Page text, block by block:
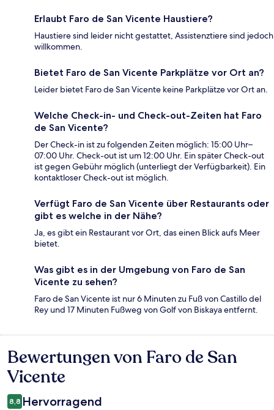
Erlaubt Faro de San Vicente Haustiere?
Haustiere sind leider nicht gestattet, Assistenztiere sind jedoch
willkommen.
Bietet Faro de San Vicente Parkplätze vor Ort an?
Leider bietet Faro de San Vicente keine Parkplätze vor Ort an.
Welche Check-in- und Check-out-Zeiten hat Faro
de San Vicente?
Der Check-in ist zu folgenden Zeiten möglich: 15:00 Uhr–
07:00 Uhr. Check-out ist um 12:00 Uhr. Ein später Check-out
ist gegen Gebühr möglich (unterliegt der Verfügbarkeit). Ein
kontaktloser Check-out ist möglich.
Verfügt Faro de San Vicente über Restaurants oder
gibt es welche in der Nähe?
Ja, es gibt ein Restaurant vor Ort, das einen Blick aufs Meer
bietet.
Was gibt es in der Umgebung von Faro de San
Vicente zu sehen?
Faro de San Vicente ist nur 6 Minuten zu Fuß von Castillo del
Rey und 17 Minuten Fußweg von Golf von Biskaya entfernt.
Bewertungen
Bewertungen von Faro de San
Vicente
8,8 Hervorragend